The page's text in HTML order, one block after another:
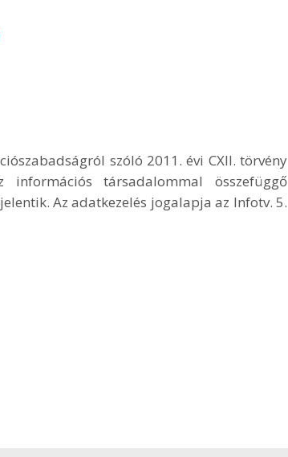
szóló 2011. évi CXII. törvény
társadalommal összefüggő
Az adatkezelés jogalapja az Infotv. 5.